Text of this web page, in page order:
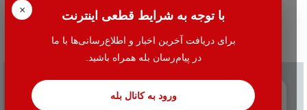
× با توجه به شرایط قطعی اینترنت
برای دریافت آخرین اخبار و اطلاع‌رسانی‌ها با ما
در پیام‌رسان بله همراه باشید.
ورود به کانال بله تماس با ما